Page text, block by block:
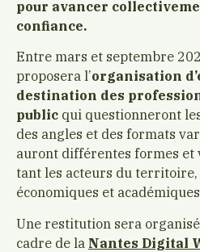
pour avancer
confiance.
Entre mars et septembre
proposera l’organisation
destination des
public qui questionneront
des angles et des formats
auront différentes formes et
tant les acteurs du
économiques et
Une restitution sera
cadre de la Nantes Digital